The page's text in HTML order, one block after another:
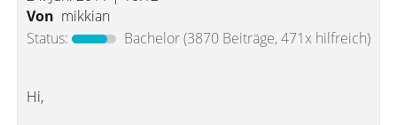
Von mikkian
Status:
Bachelor(3870 Beiträge, 471x hilfreich)
Hi,